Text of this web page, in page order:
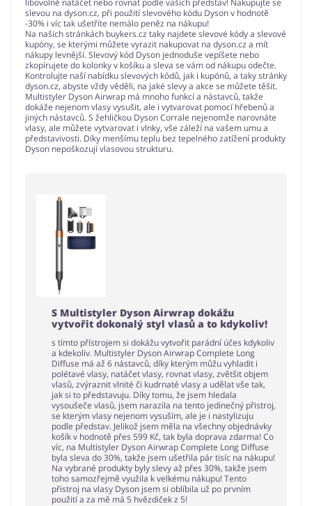
slevou na dyson.cz, při použití slevového kódu Dyson v hodnotě
-30% i víc tak ušetříte nemálo peněz na nákupu!
Na našich stránkách buykers.cz taky najdete slevové kódy a slevové
kupóny, se kterými můžete vyrazit nakupovat na dyson.cz a mít
nákupy levnější. Slevový kód Dyson jednoduše vepíšete nebo
zkopírujete do kolonky v košíku a sleva se vám od nákupu odečte.
Kontrolujte naší nabídku slevových kódů, jak i kupónů, a taky stránky
dyson.cz, abyste vždy věděli, na jaké slevy a akce se můžete těšit.
Multistyler Dyson Airwrap má mnoho funkcí a nástavců, takže
dokáže nejenom vlasy vysušit, ale i vytvarovat pomocí hřebenů a
jiných nástavců. S žehličkou Dyson Corrale nejenomže narovnáte
vlasy, ale můžete vytvarovat i vlnky, vše záleží na vašem umu a
představivosti. Díky menšímu teplu bez tepelného zatížení produkty
Dyson nepoškozují vlasovou strukturu.
S Multistyler Dyson Airwrap dokážu
vytvořit dokonalý styl vlasů a to kdykoliv!
s tímto přístrojem si dokážu vytvořit parádní účes kdykoliv
a kdekoliv. Multistyler Dyson Airwrap Complete Long
Diffuse má až 6 nástavců, díky kterým můžu vyhladit i
polétavé vlasy, natáčet vlasy, rovnat vlasy, zvětšit objem
vlasů, zvýraznit vlnité či kudrnaté vlasy a udělat vše tak,
jak si to představuju. Díky tomu, že jsem hledala
vysoušeče vlasů, jsem narazila na tento jedinečný přistroj,
se kterým vlasy nejenom vysuším, ale je i nastylizuju
podle představ. Jelikož jsem měla na všechny objednávky
košík v hodnotě přes 599 Kč, tak byla doprava zdarma! Co
víc, na Multistyler Dyson Airwrap Complete Long Diffuse
byla sleva do 30%, takže jsem ušetřila pár tisíc na nákupu!
Na vybrané produkty byly slevy až přes 30%, takže jsem
toho samozřejmě využila k velkému nákupu! Tento
přistroj na vlasy Dyson jsem si oblíbila už po prvním
použití a za mě má 5 hvězdiček z 5!